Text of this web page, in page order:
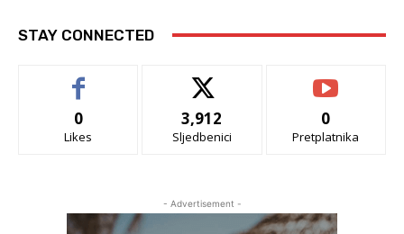
STAY CONNECTED
0
Likes
3,912
Sljedbenici
0
Pretplatnika
- Advertisement -